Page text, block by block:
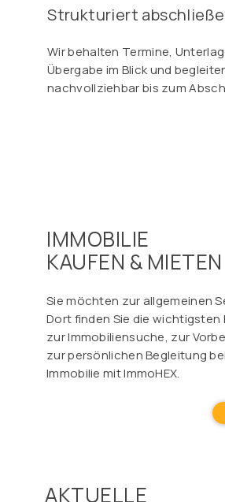
Strukturiert
Wir behalten Termine,
Übergabe im Blick und
nachvollziehbar bis zum
IMMOBILIE
KAUFEN & MIETEN
Sie möchten zur allgemeinen
Dort finden Sie die
zur Immobiliensuche, zur
zur persönlichen Begleitung
Immobilie mit ImmoHEX.
AKTUELLE